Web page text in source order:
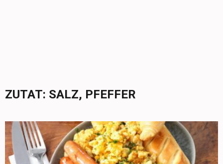
ZUTAT: SALZ, PFEFFER